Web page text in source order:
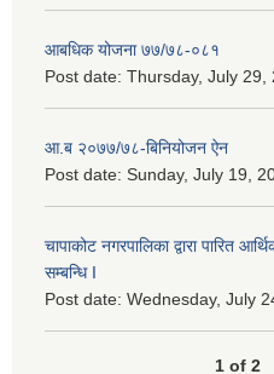
आबधिक योजना ७७/७८-०८१
Post date: Thursday, July 29,
आ.ब २०७७/७८-बिनियोजन ऐन
Post date: Sunday, July 19,
चापाकोट नगरपालिका द्वारा पारित
सम्बन्धि I
Post date: Wednesday, July
1 of 2